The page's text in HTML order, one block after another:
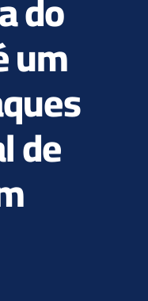
um
de